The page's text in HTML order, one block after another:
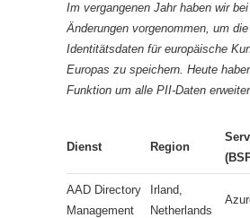
Im vergangenen Jahr haben wir
Änderungen vorgenommen, um
Identitätsdaten für europäische
Europas zu speichern. Heute
Funktion um alle PII-Daten
Dienst Region
AAD Directory
Management
Irland,
Netherlands